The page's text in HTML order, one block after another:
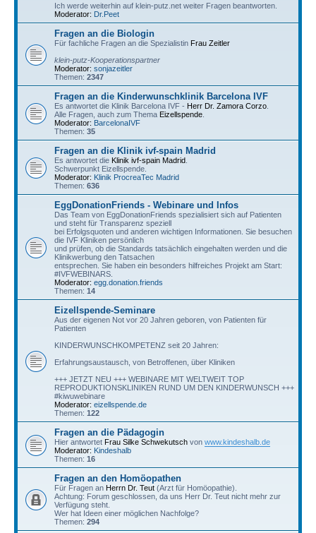
Ich werde weiterhin auf klein-putz.net weiter Fragen beantworten.
Moderator: Dr.Peet
Fragen an die Biologin
Für fachliche Fragen an die Spezialistin Frau Zeitler
klein-putz-Kooperationspartner
Moderator: sonjazeitler
Themen: 2347
Fragen an die Kinderwunschklinik Barcelona IVF
Es antwortet die Klinik Barcelona IVF - Herr Dr. Zamora Corzo
Alle Fragen, auch zum Thema Eizellspende
Moderator: BarcelonaIVF
Themen: 35
Fragen an die Klinik ivf-spain Madrid
Es antwortet die Klinik ivf-spain Madrid
Schwerpunkt Eizellspende.
Moderator: Klinik ProcreaTec Madrid
Themen: 636
EggDonationFriends - Webinare und Infos
Das Team von EggDonationFriends spezialisiert sich auf Patienten
und steht für Transparenz speziell
bei Erfolgsquoten und anderen wichtigen Informationen. Sie besuchen
die IVF Kliniken persönlich
und prüfen, ob die Standards tatsächlich eingehalten werden und die
Klinikwerbung den Tatsachen
entsprechen. Sie haben ein besonders hilfreiches Projekt am Start:
#IVFWEBINARS.
Moderator: egg.donation.friends
Themen: 14
Eizellspende-Seminare
Aus der eigenen Not vor 20 Jahren geboren, von Patienten für
Patienten
KINDERWUNSCHKOMPETENZ seit 20 Jahren:
Erfahrungsaustausch, von Betroffenen, über Kliniken
+++ JETZT NEU +++ WEBINARE MIT WELTWEIT TOP
REPRODUKTIONSKLINIKEN RUND UM DEN KINDERWUNSCH +++
#kiwuwebinare
Moderator: eizellspende.de
Themen: 122
Fragen an die Pädagogin
Hier antwortet Frau Silke Schwekutsch von www.kindeshalb.de
Moderator: Kindeshalb
Themen: 16
Fragen an den Homöopathen
Für Fragen an Herrn Dr. Teut (Arzt für Homöopathie).
Achtung: Forum geschlossen, da uns Herr Dr. Teut nicht mehr zur
Verfügung steht.
Wer hat Ideen einer möglichen Nachfolge?
Themen: 294